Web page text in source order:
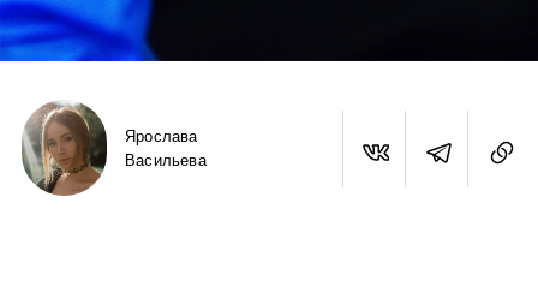
Ярослава
Васильева